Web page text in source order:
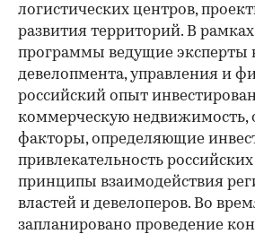
логистических центров,
развития территорий. В
программы ведущие эксперты
девелопмента, управления и
российский опыт
коммерческую недвижимость,
факторы, определяющие
привлекательность
принципы взаимодействия
властей и девелоперов. Во
запланировано проведение